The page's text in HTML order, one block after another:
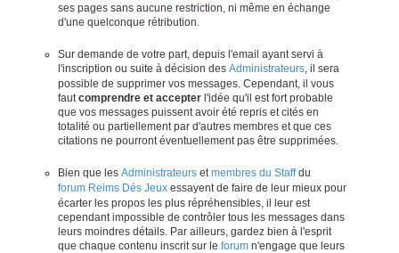
ses pages sans aucune restriction, ni même en échange
d'une quelconque rétribution.
Sur demande de votre part, depuis l'email ayant servi à
l'inscription ou suite à décision des Administrateurs , il sera
possible de supprimer vos messages. Cependant, il vous
faut comprendre et accepter l'idée qu'il est fort probable
que vos messages puissent avoir été repris et cités en
totalité ou partiellement par d'autres membres et que ces
citations ne pourront éventuellement pas être supprimées.
Bien que les Administrateurs et membres du Staffdu
forum Reims Dés Jeux essayent de faire de leur mieux pour
écarter les propos les plus répréhensibles, il leur est
cependant impossible de contrôler tous les messages dans
leurs moindres détails. Par ailleurs, gardez bien à l'esprit
que chaque contenu inscrit sur le forum n'engage que leurs